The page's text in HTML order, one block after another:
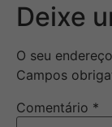
Deixe
O seu
Campos
Comentário *